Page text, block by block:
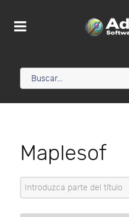
Maplesof
Introduzca parte del título